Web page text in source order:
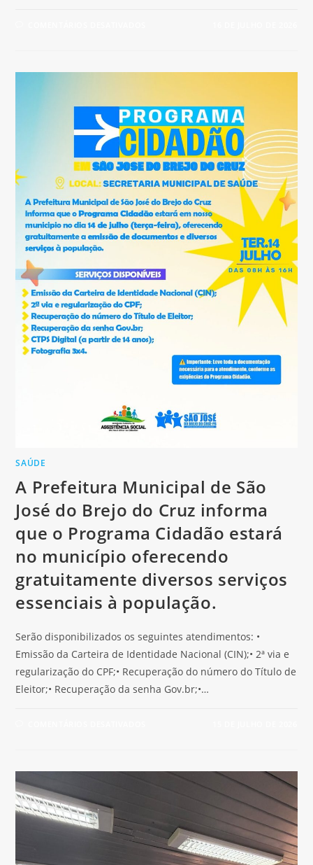
SAÚDE
A Prefeitura Municipal de São
José do Brejo do Cruz informa
que o Programa Cidadão estará
no município oferecendo
gratuitamente diversos serviços
essenciais à população.
Serão disponibilizados os seguintes atendimentos: •
Emissão da Carteira de Identidade Nacional (CIN);• 2ª via e
regularização do CPF;• Recuperação do número do Título de
Eleitor;• Recuperação da senha Gov.br;•…